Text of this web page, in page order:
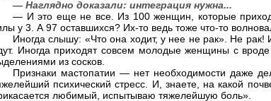
— Наглядно доказали: интеграция нужна...
— И это еще не все. Из 100 женщин, которые
у 3. А 97 оставшихся? Их-то ведь тоже что-то
Иногда слышу: «Что она ходит, у нее не рак». Не
Иногда приходят совсем молодые женщины с
из сосков.
Признаки мастопатии — нет необходимости даже
психический стресс. И, знаете, на какой
любимый, испытываю тяжелейшую боль».